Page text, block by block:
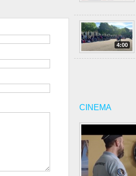
4:00
CINEMA